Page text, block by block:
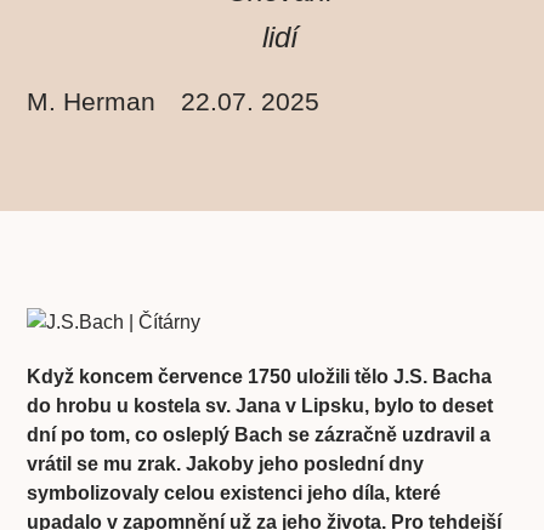
lidí
M. Herman 22.07. 2025
Když koncem července 1750 uložili tělo J.S. Bacha
do hrobu u kostela sv. Jana v Lipsku, bylo to deset
dní po tom, co osleplý Bach se zázračně uzdravil a
vrátil se mu zrak. Jakoby jeho poslední dny
symbolizovaly celou existenci jeho díla, které
upadalo v zapomnění už za jeho života. Pro tehdejší